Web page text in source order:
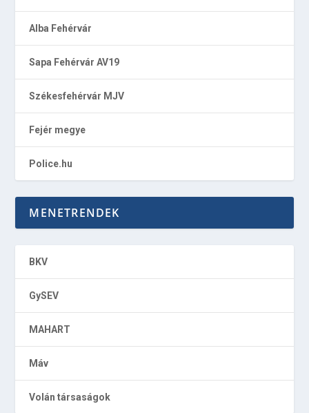
Alba Fehérvár
Sapa Fehérvár AV19
Székesfehérvár MJV
Fejér megye
Police.hu
MENETRENDEK
BKV
GySEV
MAHART
Máv
Volán társaságok